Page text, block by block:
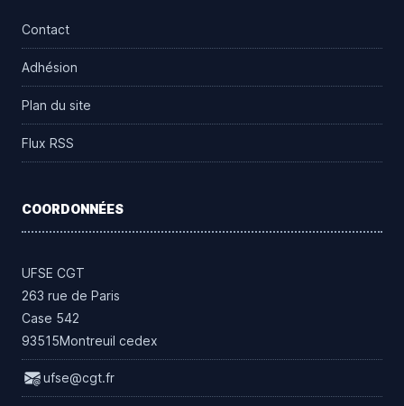
Contact
Adhésion
Plan du site
Flux RSS
COORDONNÉES
UFSE CGT
263 rue de Paris
Case 542
93515Montreuil cedex
ufse@cgt.fr